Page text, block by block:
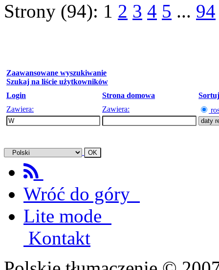
Strony (94): 1 2 3 4 5 ... 94
Zaawansowane wyszukiwanie
Szukaj na liście użytkowników
Login
Strona domowa
Zawiera:
Zawiera:
Wróć do góry
Lite mode
Kontakt